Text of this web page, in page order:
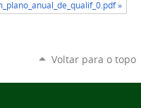
»
Voltar para o topo